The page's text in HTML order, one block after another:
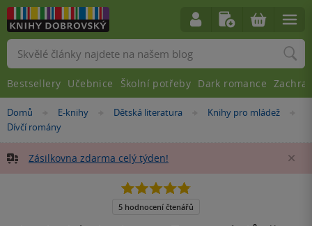
Nacházíte
se
Domů »E-knihy »
Dětská literatura »
Knihy pro mládež
Dívčí romány
Zásilkovna zdarma celý týden!
4.8
5
5 hodnocení čtenářů
Vyhledávání
Bestsellery Učebnice Školní potřeby Dark romance